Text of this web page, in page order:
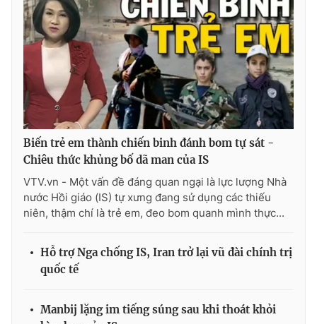
THỜI BÁO VTV
Theo dõi báo trên
Cơ quan chủ quản:Đài Truyền hình Việt Nam
Cơ quan báo chí: Thời báo VTV
Giấy phép hoạt động báo in và báo điện tử số 483/GP-BTTTT
Tổng Biên tập:Vũ Thanh Thủy
Phó Tổng Biên tập:
Tổng đài VTV: 024.38 355 931 - 024.38 355 932
Biến trẻ em thành chiến binh đánh bom tự sát -
Chiêu thức khủng bố dã man của IS
VTV.vn - Một vấn đề đáng quan ngại là lực lượng Nhà
nước Hồi giáo (IS) tự xưng đang sử dụng các thiếu
niên, thậm chí là trẻ em, đeo bom quanh mình thực...
Hỗ trợ Nga chống IS, Iran trở lại vũ đài chính trị
quốc tế
Manbij lặng im tiếng súng sau khi thoát khỏi